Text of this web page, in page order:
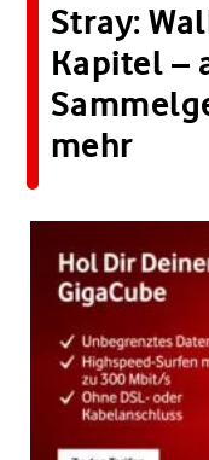
Stray:
Kapitel –
mehr